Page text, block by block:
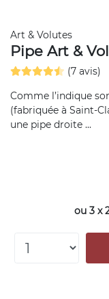
Art & Volutes
Pipe Art &
(7 avis)
Comme l’indique
(fabriquée à Saint-
une pipe droite ...
ou 3 x